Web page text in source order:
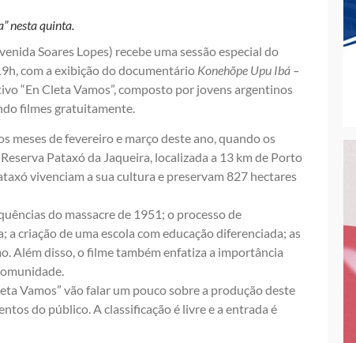
nesta quinta.
Soares Lopes) recebe uma sessão especial do
com a exibição do documentário Konehõpe Upu Ibá –
“En Cleta Vamos”, composto por jovens argentinos
filmes gratuitamente.
meses de fevereiro e março deste ano, quando os
Pataxó da Jaqueira, localizada a 13 km de Porto
vivenciam a sua cultura e preservam 827 hectares
do massacre de 1951; o processo de
criação de uma escola com educação diferenciada; as
Além disso, o filme também enfatiza a importância
Vamos” vão falar um pouco sobre a produção deste
do público. A classificação é livre e a entrada é